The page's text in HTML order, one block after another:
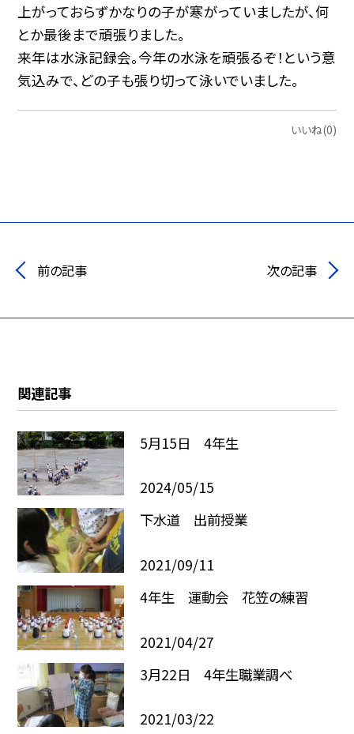
上がっておらずかなりの子が寒がっていましたが、何
とか最後まで頑張りました。
来年は水泳記録会。今年の水泳を頑張るぞ！という意
気込みで、どの子も張り切って泳いでいました。
いいね(0)
前の記事 次の記事
関連記事
5月15日 4年生
2024/05/15
下水道 出前授業
2021/09/11
4年生 運動会 花笠の練習
2021/04/27
3月22日 4年生職業調べ
2021/03/22